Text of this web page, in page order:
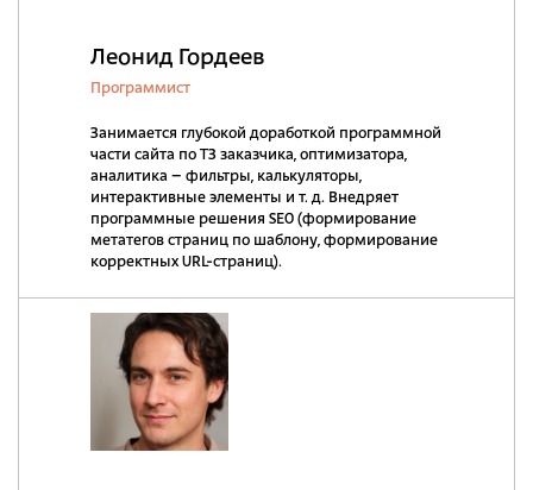
Леонид Гордеев
Программист
Занимается глубокой доработкой программной
части сайта по ТЗ заказчика, оптимизатора,
аналитика – фильтры, калькуляторы,
интерактивные элементы и т. д. Внедряет
программные решения SEO (формирование
метатегов страниц по шаблону, формирование
корректных URL-страниц).